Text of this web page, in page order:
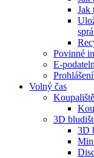
Jak
Povinné
E-
Volný čas
Koupaliště
3D
3D